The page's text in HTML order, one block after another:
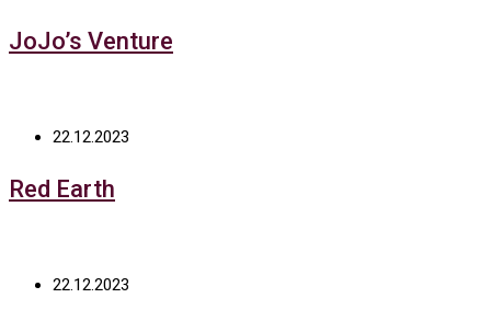
JoJo’s Venture
22.12.2023
Red Earth
22.12.2023